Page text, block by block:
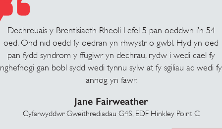
Dechreuais y Brentisiaeth Rheoli Lefel 5 pan oeddwn i’n 54
oed. Ond nid oedd fy oedran yn rhwystr o gwbl. Hyd yn oed
pan fydd syndrom y ffugiwr yn dechrau, rydw i wedi cael fy
nghefnogi gan bobl sydd wedi tynnu sylw at fy sgiliau ac wedi fy
annog yn fawr.
Jane Fairweather
Cyfarwyddwr Gweithrediadau G4S, EDF Hinkley Point C